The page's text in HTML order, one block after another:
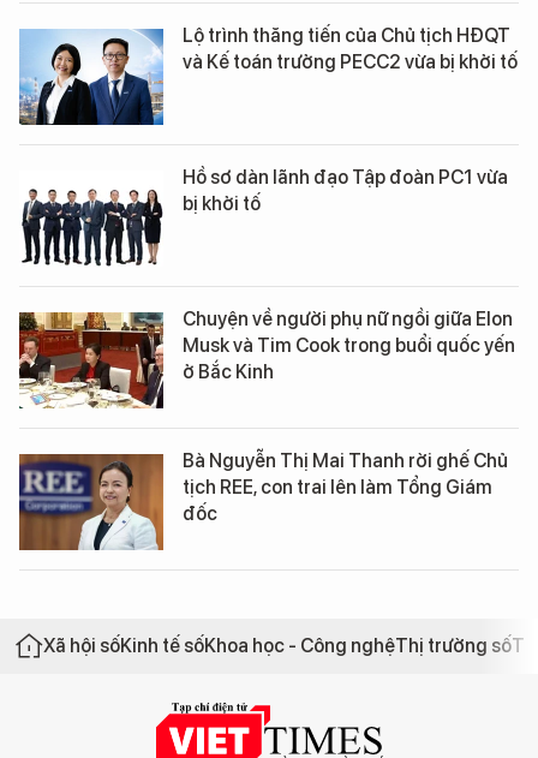
Lộ trình thăng tiến của Chủ tịch HĐQT
và Kế toán trưởng PECC2 vừa bị khởi tố
Hồ sơ dàn lãnh đạo Tập đoàn PC1 vừa
bị khởi tố
Chuyện về người phụ nữ ngồi giữa Elon
Musk và Tim Cook trong buổi quốc yến
ở Bắc Kinh
Bà Nguyễn Thị Mai Thanh rời ghế Chủ
tịch REE, con trai lên làm Tổng Giám
đốc
Xã hội sốKinh tế sốKhoa học - Công nghệThị trường số